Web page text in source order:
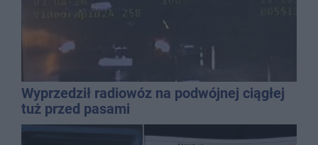
Wyprzedził radiowóz na podwójnej ciągłej
tuż przed pasami